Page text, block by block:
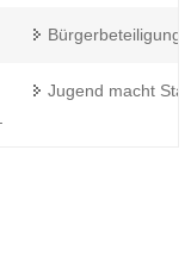
Bürgerbeteiligung
Jugend macht